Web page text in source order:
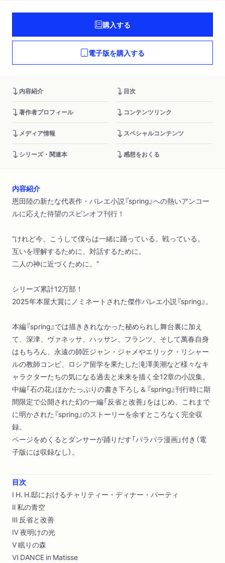
購入する
電子版を購入する
内容紹介 目次
著作者プロフィール コンテンツリンク
メディア情報 スペシャルコンテンツ
シリーズ・関連本 感想をおくる
内容紹介
恩田陸の新たな代表作・バレエ小説『spring』への熱いアンコー
ルに応えた待望のスピンオフ刊行！
“けれど今、こうして僕らは一緒に踊っている。戦っている。
互いを理解するために、対話するために。
二人の神に近づくために。”
シリーズ累計12万部！
2025年本屋大賞にノミネートされた傑作バレエ小説『spring』。
本編『spring』では描ききれなかった秘められし舞台裏に加え
て、深津、ヴァネッサ、ハッサン、フランツ、そして萬春自身
はもちろん、永遠の師匠ジャン・ジャメやエリック・リシャー
ルの教師コンビ、ロシア留学を果たした滝澤美潮など様々なキ
ャラクターたちの気になる過去と未来を描く全12章の小説集。
中編「石の花」ほかたっぷりの書き下ろし＆『spring』刊行時に期
間限定で公開された幻の一編「反省と改善」をはじめ、これまで
に明かされた『spring』のストーリーを余すところなく完全収
録。
ページをめくるとダンサーが踊りだす「パラパラ漫画」付き（電
子版には収録なし）。
目次
Ⅰ H. H.邸におけるチャリティー・ディナー・パーティ
Ⅱ 私の青空
Ⅲ 反省と改善
Ⅳ 夜明けの光
Ⅴ 眠りの森
Ⅵ DANCE in Matisse